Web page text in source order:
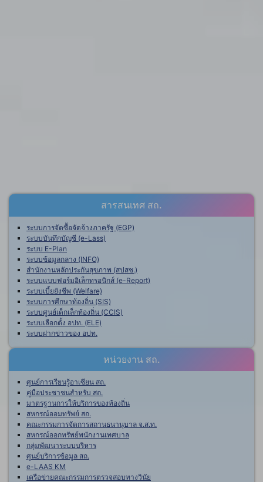
สารสนเทศ สถ.
ระบบการจัดซื้อจัดจ้างภาครัฐ (EGP)
ระบบบันทึกบัญชี (e-Lass)
ระบบ E-Plan
ระบบข้อมูลกลาง (INFO)
สำนักงานหลักประกันสุขภาพ (สปสช.)
ระบบแบบฟอร์มอิเล็กทรอนิกส์ (e-Report)
ระบบเบี้ยยังชีพ (Welfare)
ระบบการศึกษาท้องถิ่น (SIS)
ระบบศูนย์เด็กเล็กท้องถิ่น (CCIS)
ระบบเลือกตั้ง อปท. (ELE)
ระบบฝากข่าวของ อปท.
หน่วยงาน สถ.
ศูนย์การเรียนรู้อาเซียน สถ.
คู่มือประชาชนสำหรับ สถ.
มาตรฐานการให้บริการของท้องถิ่น
สหกรณ์ออมทรัพย์ สถ.
คณะกรรมการจัดการสถานธนานุบาล จ.ส.ท.
สหกรณ์ออกทรัพย์พนักงานเทศบาล
กลุ่มพัฒนาระบบบริหาร
ศูนย์บริการข้อมูล สถ.
e-LAAS KM
เครือข่ายคณะกรรมการตรวจสอบทางวินัย